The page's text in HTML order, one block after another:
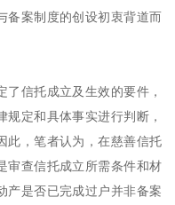
备案制度的创设初衷背道而
信托成立及生效的要件，
定和具体事实进行判断，
此，笔者认为，在慈善信托
审查信托成立所需条件和材
产是否已完成过户并非备案